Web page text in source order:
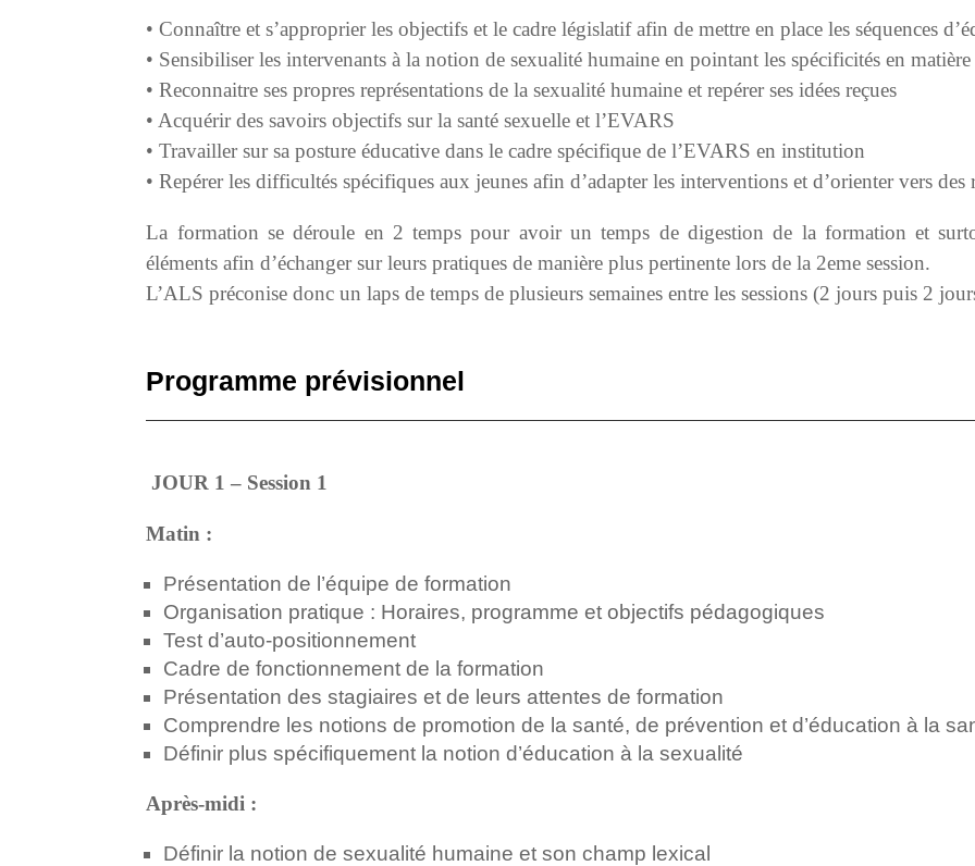
• Connaître et s’approprier les objectifs et le cadre législatif afin de mettre en place les séquences
• Sensibiliser les intervenants à la notion de sexualité humaine en pointant les spécificités en
• Reconnaitre ses propres représentations de la sexualité humaine et repérer ses idées reçues
• Acquérir des savoirs objectifs sur la santé sexuelle et l’EVARS
• Travailler sur sa posture éducative dans le cadre spécifique de l’EVARS en institution
• Repérer les difficultés spécifiques aux jeunes afin d’adapter les interventions et d’orienter vers des
La formation se déroule en 2 temps pour avoir un temps de digestion de la formation et
éléments afin d’échanger sur leurs pratiques de manière plus pertinente lors de la 2eme session.
L’ALS préconise donc un laps de temps de plusieurs semaines entre les sessions (2 jours puis 2
Programme prévisionnel
JOUR 1 – Session 1
Matin :
Présentation de l’équipe de formation
Organisation pratique : Horaires, programme et objectifs pédagogiques
Test d’auto-positionnement
Cadre de fonctionnement de la formation
Présentation des stagiaires et de leurs attentes de formation
Comprendre les notions de promotion de la santé, de prévention et d’éducation à la
Définir plus spécifiquement la notion d’éducation à la sexualité
Après-midi :
Définir la notion de sexualité humaine et son champ lexical